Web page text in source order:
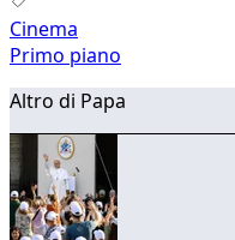
Cinema
Primo piano
Altro di Papa